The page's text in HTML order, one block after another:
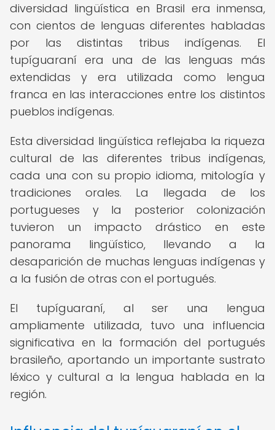
diversidad lingüística en Brasil era inmensa,
con cientos de lenguas diferentes habladas
por las distintas tribus indígenas. El
tupíguaraní era una de las lenguas más
extendidas y era utilizada como lengua
franca en las interacciones entre los distintos
pueblos indígenas.
Esta diversidad lingüística reflejaba la riqueza
cultural de las diferentes tribus indígenas,
cada una con su propio idioma, mitología y
tradiciones orales. La llegada de los
portugueses y la posterior colonización
tuvieron un impacto drástico en este
panorama lingüístico, llevando a la
desaparición de muchas lenguas indígenas y
a la fusión de otras con el portugués.
El tupíguaraní, al ser una lengua
ampliamente utilizada, tuvo una influencia
significativa en la formación del portugués
brasileño, aportando un importante sustrato
léxico y cultural a la lengua hablada en la
región.